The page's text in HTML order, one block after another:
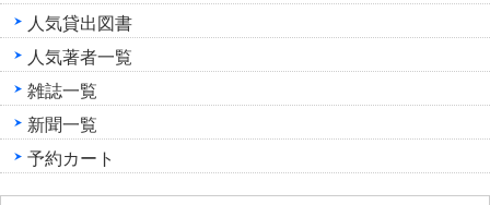
人気貸出図書
人気著者一覧
雑誌一覧
新聞一覧
予約カート